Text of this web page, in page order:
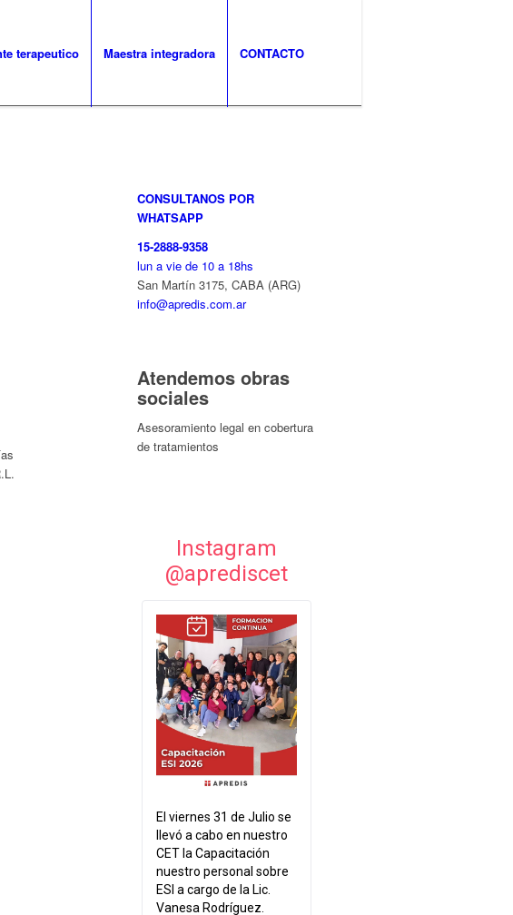
terapeutico Maestra integradora CONTACTO
CONSULTANOS POR
WHATSAPP
15-2888-9358
lun a vie de 10 a 18hs
San Martín 3175, CABA (ARG)
info@apredis.com.ar
Atendemos obras
sociales
Asesoramiento legal en cobertura
de tratamientos